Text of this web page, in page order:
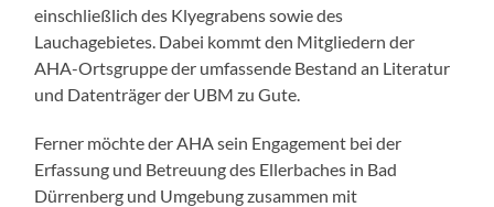
einschließlich des Klyegrabens sowie des
Lauchagebietes. Dabei kommt den Mitgliedern der
AHA-Ortsgruppe der umfassende Bestand an Literatur
und Datenträger der UBM zu Gute.
Ferner möchte der AHA sein Engagement bei der
Erfassung und Betreuung des Ellerbaches in Bad
Dürrenberg und Umgebung zusammen mit